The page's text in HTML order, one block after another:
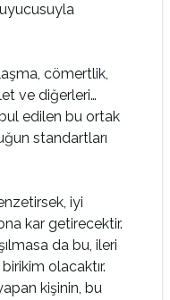
cömertlik,
ve diğerleri…
edilen bu ortak
standartları
iyi
kar getirecektir.
da bu, ileri
olacaktır.
kişinin, bu